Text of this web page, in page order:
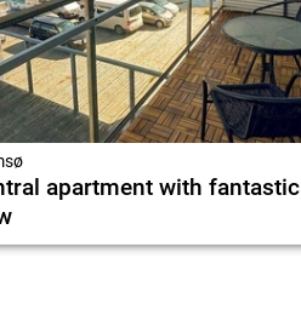
apartment with fantastic